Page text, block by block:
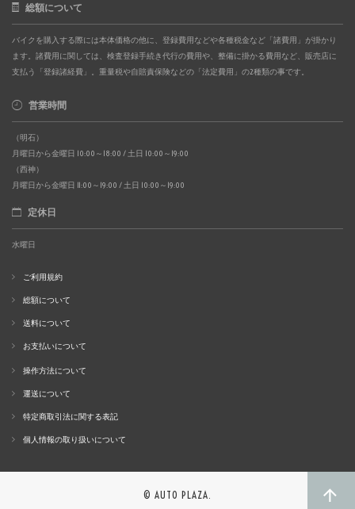
総額について
バイクを購入する際には本体価格の他に、登録費用などや各種税金など「諸費用」が掛かり
ます。諸費用に関しては、検査登録手続き代行の費用や、整備に掛かる費用など、販売店に
支払う「登録諸経費」。重量税や自賠責保険などの「法定費用」の2種類の事です。
営業時間
（明石）
月曜日から金曜日 10:00～18:00 / 土日 10:00～19:00
（西神）
月曜日から金曜日 11:00～19:00 / 土日 10:00～19:00
定休日
水曜日
ご利用規約
総額について
送料について
お支払いについて
操作方法について
運送について
特定商取引法に関する表記
個人情報の取り扱いについて
© AUTO PLAZA.